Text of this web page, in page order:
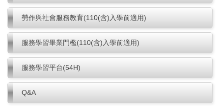
勞作與社會服務教育(110(含)入學前適用)
服務學習畢業門檻(110(含)入學前適用)
服務學習平台(54H)
Q&A